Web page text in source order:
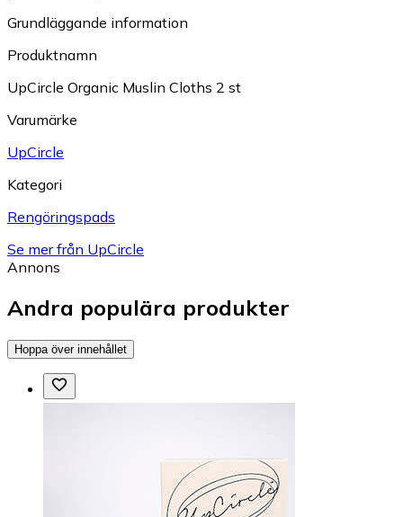
Grundläggande information
Produktnamn
UpCircle Organic Muslin Cloths 2 st
Varumärke
UpCircle
Kategori
Rengöringspads
Se mer från UpCircle
Annons
Andra populära produkter
Hoppa över innehållet